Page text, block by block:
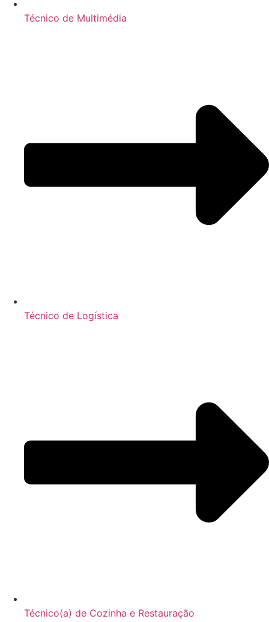
Técnico de Multimédia
Técnico de Logística
Técnico(a) de Cozinha e Restauração